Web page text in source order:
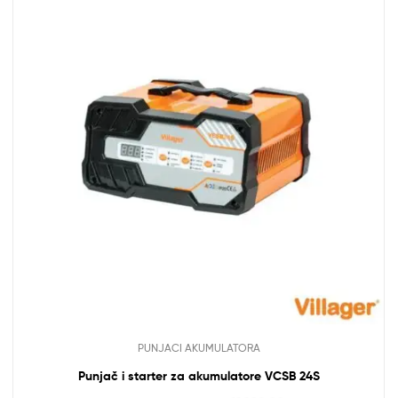
PUNJACI AKUMULATORA
Punjač i starter za akumulatore VCSB 24S